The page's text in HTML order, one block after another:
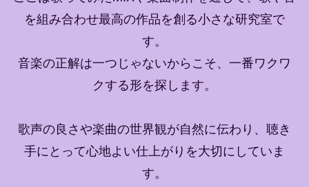
を組み合わせ最高の作品を創る小さな研究室で
す。
音楽の正解は一つじゃないからこそ、一番ワクワ
クする形を探します。
歌声の良さや楽曲の世界観が自然に伝わり、聴き
手にとって心地よい仕上がりを大切にしていま
す。